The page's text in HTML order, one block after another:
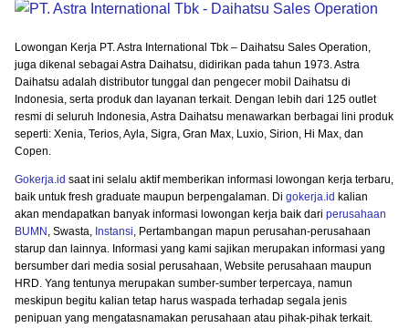
Lowongan Kerja PT. Astra International Tbk – Daihatsu Sales Operation,
juga dikenal sebagai Astra Daihatsu, didirikan pada tahun 1973. Astra
Daihatsu adalah distributor tunggal dan pengecer mobil Daihatsu di
Indonesia, serta produk dan layanan terkait. Dengan lebih dari 125 outlet
resmi di seluruh Indonesia, Astra Daihatsu menawarkan berbagai lini produk
seperti: Xenia, Terios, Ayla, Sigra, Gran Max, Luxio, Sirion, Hi Max, dan
Copen.
Gokerja.id saat ini selalu aktif memberikan informasi lowongan kerja terbaru,
baik untuk fresh graduate maupun berpengalaman. Di gokerja.id kalian
akan mendapatkan banyak informasi lowongan kerja baik dari perusahaan
BUMN , Swasta, Instansi, Pertambangan mapun perusahan-perusahaan
starup dan lainnya. Informasi yang kami sajikan merupakan informasi yang
bersumber dari media sosial perusahaan, Website perusahaan maupun
HRD. Yang tentunya merupakan sumber-sumber terpercaya, namun
meskipun begitu kalian tetap harus waspada terhadap segala jenis
penipuan yang mengatasnamakan perusahaan atau pihak-pihak terkait.